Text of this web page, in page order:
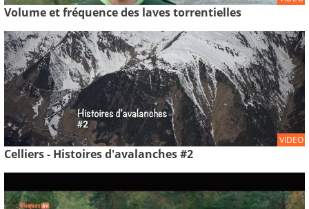
Volume et fréquence des laves torrentielles
VIDEO
Celliers - Histoires d'avalanches #2